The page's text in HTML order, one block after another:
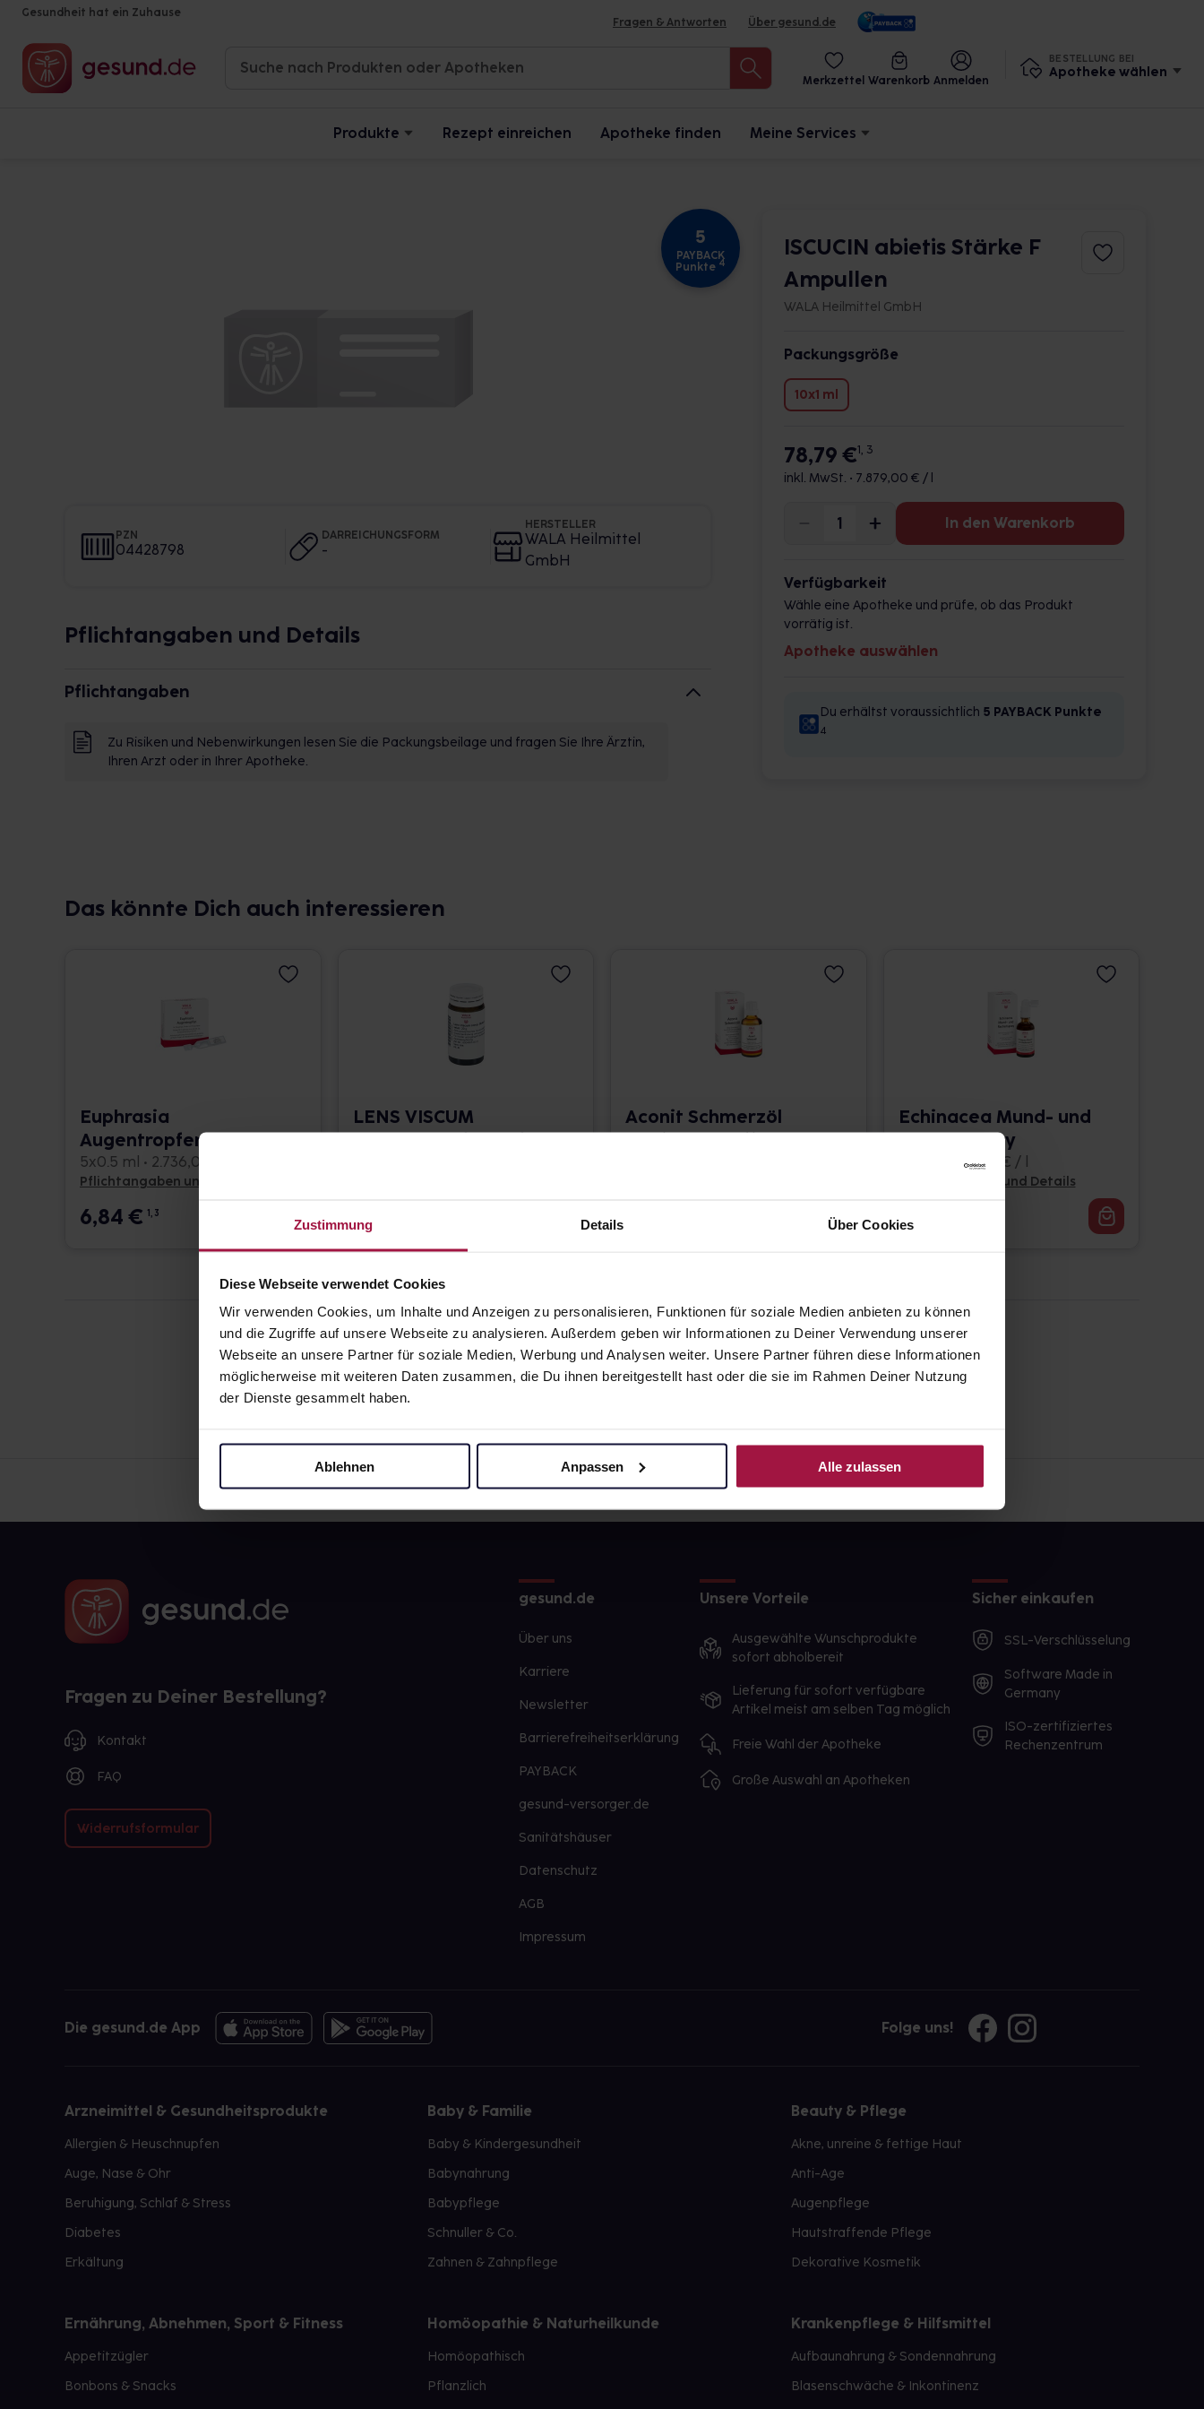
Zustimmung Details Über Cookies
Diese Webseite verwendet Cookies
Wir verwenden Cookies, um Inhalte und Anzeigen zu personalisieren, Funktionen für soziale Medien anbieten zu können
und die Zugriffe auf unsere Webseite zu analysieren. Außerdem geben wir Informationen zu Deiner Verwendung unserer
Webseite an unsere Partner für soziale Medien, Werbung und Analysen weiter. Unsere Partner führen diese Informationen
möglicherweise mit weiteren Daten zusammen, die Du ihnen bereitgestellt hast oder die sie im Rahmen Deiner Nutzung
der Dienste gesammelt haben.
Ablehnen Anpassen Alle zulassen
Gesundheit hat ein Zuhause
Fragen & Antworten Über gesund.de
Merkzettel Warenkorb Anmelden
BESTELLUNG BEI
Apotheke wählen
Produkte Rezept einreichen Apotheke finden Meine Services
5
PAYBACK
Punkte 4
PZN
04428798
DARREICHUNGSFORM
-
HERSTELLER
WALA Heilmittel
GmbH
Pflichtangaben und Details
Pflichtangaben
Zu Risiken und Nebenwirkungen lesen Sie die Packungsbeilage und fragen Sie Ihre Ärztin,
Ihren Arzt oder in Ihrer Apotheke.
ISCUCIN abietis Stärke F
Ampullen
WALA Heilmittel GmbH
Packungsgröße
10x1 ml
78,79 €1, 3
inkl. MwSt. • 7.879,00 € / l
In den Warenkorb
Verfügbarkeit
Wähle eine Apotheke und prüfe, ob das Produkt
vorrätig ist.
Apotheke auswählen
Du erhältst voraussichtlich 5 PAYBACK Punkte
4
Das könnte Dich auch interessieren
Euphrasia
Augentropfen
5x0.5 ml • 2.736,00 € / l
Pflichtangaben und Details
6,84€ 1, 3
LENS VISCUM
comp.Globuli velati
12,79
Aconit Schmerzöl
50 ml • 225,40 € / l
Echinacea Mund- und
Rachenspray
50 ml • 225,40 € / l
Pflichtangaben und Details
11,27
Fragen zu Deiner Bestellung?
Kontakt
FAQ
Widerrufsformular
gesund.de
Über uns
Karriere
Newsletter
Barrierefreiheitserklärung
PAYBACK
gesund-versorger.de
Sanitätshäuser
Datenschutz
AGB
Impressum
Unsere Vorteile
Ausgewählte Wunschprodukte
sofort abholbereit
Lieferung für sofort verfügbare
Artikel meist am selben Tag möglich
Freie Wahl der Apotheke
Große Auswahl an Apotheken
Sicher einkaufen
SSL-Verschlüsselung
Software Made in
Germany
ISO-zertifiziertes
Rechenzentrum
Die gesund.de App Folge uns!
Arzneimittel & Gesundheitsprodukte
Allergien & Heuschnupfen
Auge, Nase & Ohr
Beruhigung, Schlaf & Stress
Diabetes
Erkältung
Baby & Familie
Baby & Kindergesundheit
Babynahrung
Babypflege
Schnuller & Co.
Zahnen & Zahnpflege
Beauty & Pflege
Akne, unreine & fettige Haut
Anti-Age
Augenpflege
Hautstraffende Pflege
Dekorative Kosmetik
Ernährung, Abnehmen, Sport & Fitness
Appetitzügler
Bonbons & Snacks
Homöopathie & Naturheilkunde
Homöopathisch
Pflanzlich
Krankenpflege & Hilfsmittel
Aufbaunahrung & Sondennahrung
Blasenschwäche & Inkontinenz